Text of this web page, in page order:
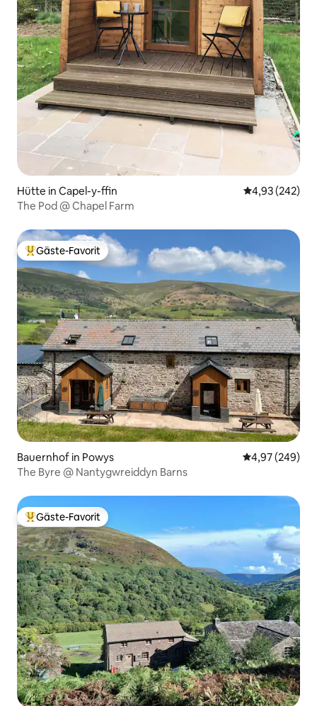
Hütte in Capel-y-ffin
4,93 (242)
The Pod @ Chapel Farm
Beliebter Gäste-Favorit.
Gäste-Favorit
Bauernhof in Powys
4,97 (249)
The Byre @ Nantygwreiddyn Barns
Beliebter Gäste-Favorit.
Gäste-Favorit